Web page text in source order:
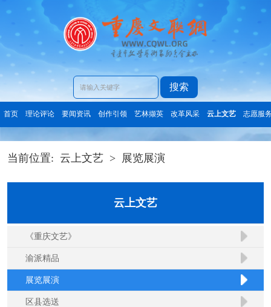
搜索
首页 理论评论 要闻资讯 创作引领 艺林撷英 改革风采 云上文艺 志愿服
当前位置: 云上文艺 > 展览展演
云上文艺
《重庆文艺》
渝派精品
展览展演
区县选送